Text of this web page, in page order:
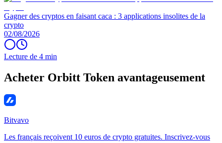
Gagner des cryptos en faisant caca : 3 applications insolites de la
crypto
02/08/2026
Lecture de 4 min
Acheter Orbitt Token avantageusement
Bitvavo
Les français reçoivent 10 euros de crypto gratuites. Inscrivez-vous